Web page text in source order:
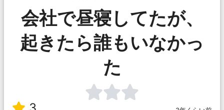
会社で昼寝してたが、
起きたら誰もいなかっ
た